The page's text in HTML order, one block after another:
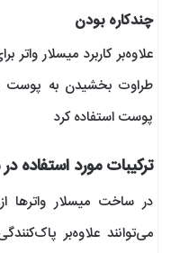
چندکاره بودن
علاوه‌بر کاربرد میسلار
طراوت بخشیدن به پوست
پوست استفاده کرد
ترکیبات مورد استفاده
در ساخت میسلار واترها
می‌توانند علاوه‌بر